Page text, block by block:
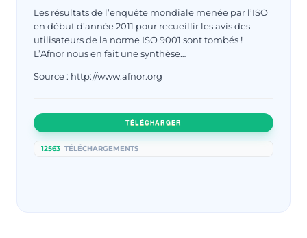
Les résultats de l’enquête mondiale menée par l’ISO
en début d’année 2011 pour recueillir les avis des
utilisateurs de la norme ISO 9001 sont tombés !
L’Afnor nous en fait une synthèse…
Source : http://www.afnor.org
TÉLÉCHARGER
12563 TÉLÉCHARGEMENTS